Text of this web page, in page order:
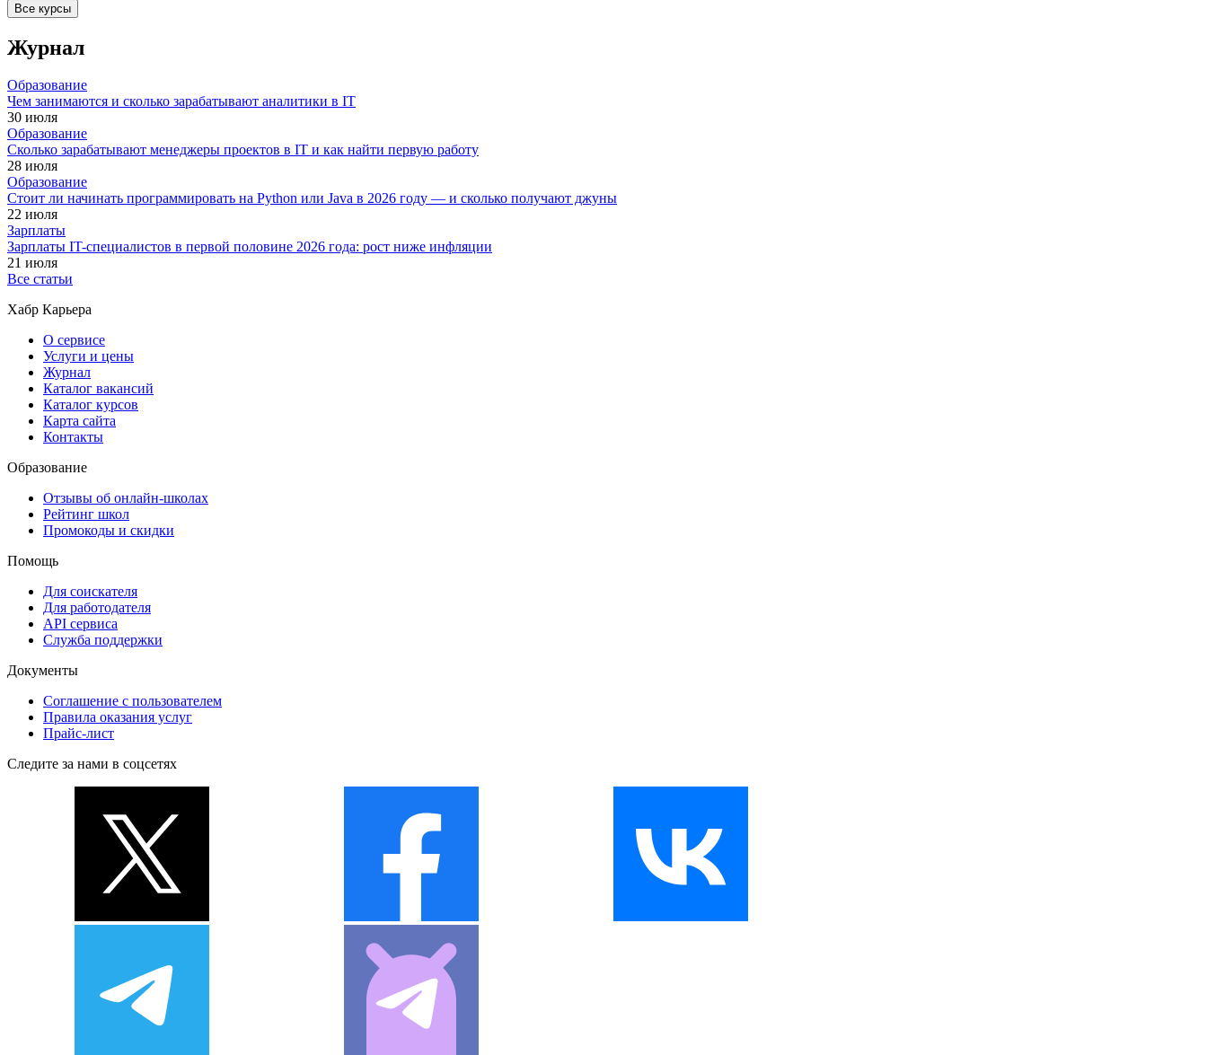
Все курсы
Журнал
Образование
Чем занимаются и сколько зарабатывают аналитики в IT
30 июля
Образование
Сколько зарабатывают менеджеры проектов в IT и как найти первую работу
28 июля
Образование
Стоит ли начинать программировать на Python или Java в 2026 году — и сколько получают джуны
22 июля
Зарплаты
Зарплаты IT-специалистов в первой половине 2026 года: рост ниже инфляции
21 июля
Все статьи
Хабр Карьера
О сервисе
Услуги и цены
Журнал
Каталог вакансий
Каталог курсов
Карта сайта
Контакты
Образование
Отзывы об онлайн-школах
Рейтинг школ
Промокоды и скидки
Помощь
Для соискателя
Для работодателя
API сервиса
Служба поддержки
Документы
Соглашение с пользователем
Правила оказания услуг
Прайс-лист
Следите за нами в соцсетях